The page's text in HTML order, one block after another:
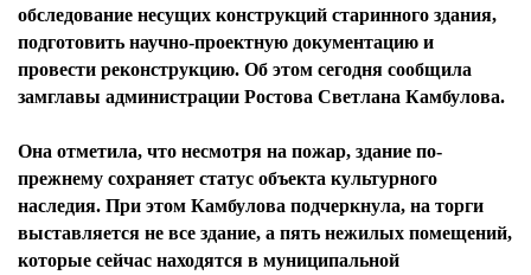
обследование несущих конструкций старинного здания,
подготовить научно-проектную документацию и
провести реконструкцию. Об этом сегодня сообщила
замглавы администрации Ростова Светлана Камбулова.
Она отметила, что несмотря на пожар, здание по-
прежнему сохраняет статус объекта культурного
наследия. При этом Камбулова подчеркнула, на торги
выставляется не все здание, а пять нежилых помещений,
которые сейчас находятся в муниципальной